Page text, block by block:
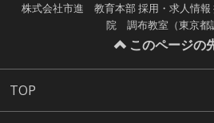
株式会社市進 教育本部 採用・求人情報
院 調布教室（東京都
このページの
TOP